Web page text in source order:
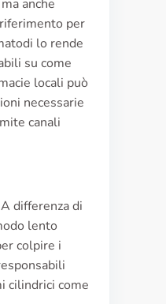
anche
per
lo rende
su come
locali può
necessarie
canali
differenza di
lento
colpire i
cilindrici come